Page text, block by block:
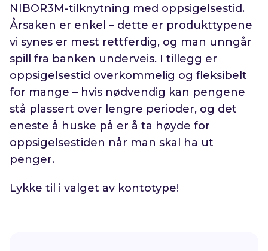
NIBOR3M-tilknytning med oppsigelsestid.
Årsaken er enkel – dette er produkttypene
vi synes er mest rettferdig, og man unngår
spill fra banken underveis. I tillegg er
oppsigelsestid overkommelig og fleksibelt
for mange – hvis nødvendig kan pengene
stå plassert over lengre perioder, og det
eneste å huske på er å ta høyde for
oppsigelsestiden når man skal ha ut
penger.
Lykke til i valget av kontotype!